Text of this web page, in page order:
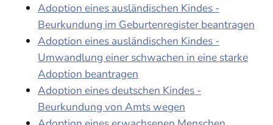
Adoption eines ausländischen Kindes -
Beurkundung im Geburtenregister beantragen
Adoption eines ausländischen Kindes -
Umwandlung einer schwachen in eine starke
Adoption beantragen
Adoption eines deutschen Kindes -
Beurkundung von Amts wegen